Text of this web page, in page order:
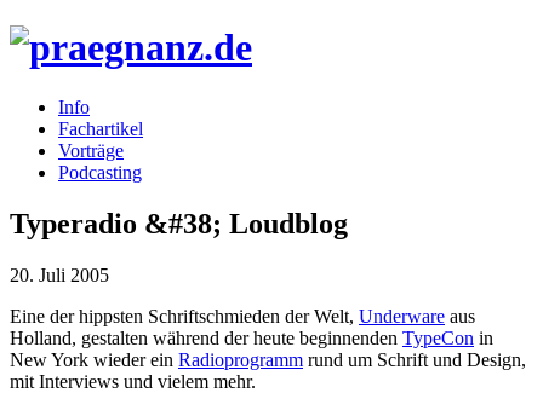
Info
Fachartikel
Vorträge
Podcasting
Typeradio &#38; Loudblog
20. Juli 2005
Eine der hippsten Schriftschmieden der Welt, Underware aus
Holland, gestalten während der heute beginnenden TypeCon in
New York wieder ein Radioprogramm rund um Schrift und Design,
mit Interviews und vielem mehr.